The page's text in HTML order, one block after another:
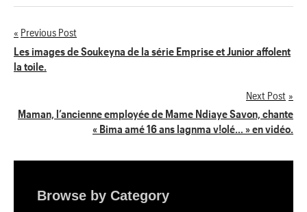
Navigation
de
Previous Post
Les images de Soukeyna de la série Emprise et Junior affolent
la toile.
Next Post
Maman, l’ancienne employée de Mame Ndiaye Savon, chante
« Bima amé 16 ans lagnma v!olé… » en vidéo.
Browse by Category